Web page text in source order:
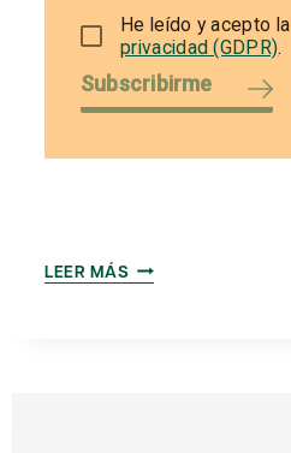
He leído y acepto la
privacidad (GDPR).
Subscribirme
LEER MÁS LAS